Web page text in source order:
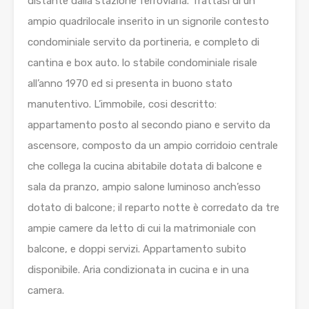
ampio quadrilocale inserito in un signorile contesto
condominiale servito da portineria, e completo di
cantina e box auto. lo stabile condominiale risale
all’anno 1970 ed si presenta in buono stato
manutentivo. L’immobile, cosi descritto:
appartamento posto al secondo piano e servito da
ascensore, composto da un ampio corridoio centrale
che collega la cucina abitabile dotata di balcone e
sala da pranzo, ampio salone luminoso anch’esso
dotato di balcone; il reparto notte è corredato da tre
ampie camere da letto di cui la matrimoniale con
balcone, e doppi servizi. Appartamento subito
disponibile. Aria condizionata in cucina e in una
camera.